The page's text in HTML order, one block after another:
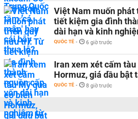
Việt Nam muốn phát
tiết kiệm gia đình
dài hạn và kinh
QUỐC TẾ - 6 giờ trước
Iran xem xét cấm
Hormuz, giá dầu bật
QUỐC TẾ - 8 giờ trước